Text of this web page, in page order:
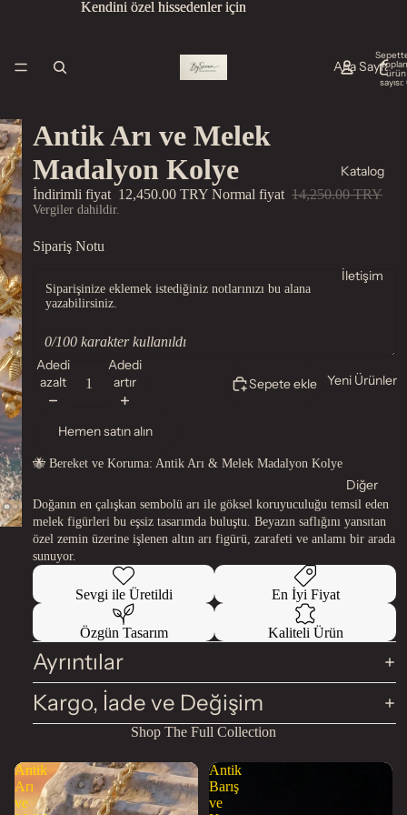
Kendini özel hissedenler için
Kendini özel hissedenler için
Ana Sayfa
Katalog
İletişim
Yeni Ürünler
Diğer
ürün
Antik Arı ve Melek
Madalyon Kolye
İndirimli fiyat 12,450.00 TRY Normal fiyat 14,250.00 TRY
Vergiler dahildir.
Sipariş Notu
0/100 karakter kullanıldı
Adedi
azalt
Adedi
artır
Sepete ekle
Hemen satın alın
🐝 Bereket ve Koruma: Antik Arı & Melek Madalyon Kolye
Doğanın en çalışkan sembolü arı ile göksel koruyuculuğu temsil eden
melek figürleri bu eşsiz tasarımda buluştu. Beyazın saflığını yansıtan
özel zemin üzerine işlenen altın arı figürü, zarafeti ve anlamı bir arada
sunuyor.
Sevgi ile Üretildi En İyi Fiyat
Özgün Tasarım Kaliteli Ürün
Ayrıntılar
Kargo, İade ve Değişim
Shop The Full Collection
Antik
Arı
ve
Antik
Barış
ve